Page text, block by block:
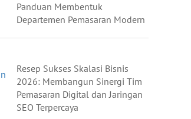
Panduan Membentuk
Departemen Pemasaran Modern
Resep Sukses Skalasi Bisnis
2026: Membangun Sinergi Tim
Pemasaran Digital dan Jaringan
SEO Terpercaya